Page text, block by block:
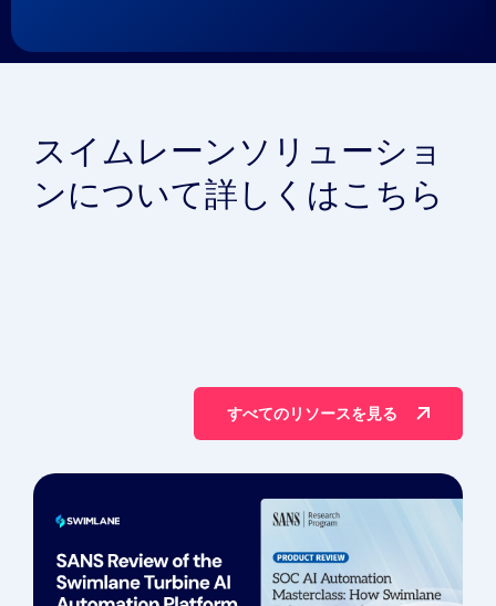
スイムレーンソリューショ
ンについて詳しくはこちら
すべてのリソースを見る